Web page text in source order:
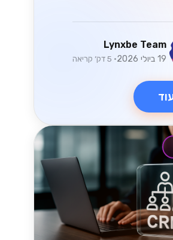
Lynxbe Team
19 ביולי 2026 • 5 דק׳ קריאה